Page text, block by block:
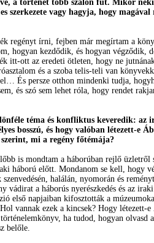
a történet több szálon fut. Mikor
szerkezete vagy hagyja, hogy magával
regényt írni, fejben már megírtam a
hogyan kezdődik, és hogyan végződik,
itt-ott az eredeti ötleten, hogy ne
és a szoba telis-teli van
És persze otthon mindenki tudja,
és szó sem lehet róla, hogy rendet
téma és konfliktus keveredik: az
bosszú, és hogy valóban létezett-e
mi a regény főtémája?
is mondtam a háborúban rejlő üzletről
háború előtt. Mondanom se kell, hogy
halálán, nyomorán és
vádirat a háborús nyerészkedés és az
első napjaiban kifosztották a
vannak ezek a kincsek? Hogy létezett-
ha tudod, hogyan olvasd
belőle.